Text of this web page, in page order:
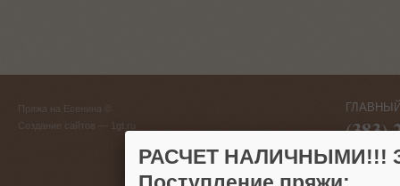
Пряжа на Есенина ©
Создание сайтов — 1gt.ru (383)
г.
РАСЧЕТ НАЛИЧНЫМИ!!!